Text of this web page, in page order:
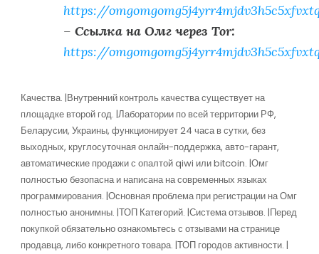
https://
– Ссылка на Омг через Tor:
https://
Качества. |Внутренний контроль качества существует на
площадке второй год. |Лаборатории по всей территории РФ,
Беларусии, Украины, функционирует 24 часа в сутки, без
выходных, круглосуточная онлайн-поддержка, авто-гарант,
автоматические продажи с опалтой qiwi или bitcoin. |Омг
полностью безопасна и написана на современных языках
программирования. |Основная проблема при регистрации на Омг
полностью анонимны. |ТОП Категорий. |Система отзывов. |Перед
покупкой обязательно ознакомьтесь с отзывами на странице
продавца, либо конкретного товара. |ТОП городов активности. |